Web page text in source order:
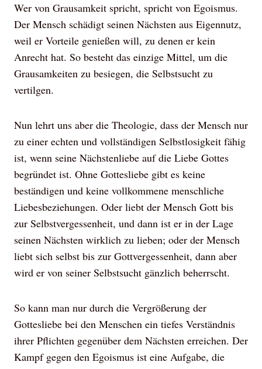
Wer von Grausamkeit spricht, spricht von Egoismus.
Der Mensch schädigt seinen Nächsten aus Eigennutz,
weil er Vorteile genießen will, zu denen er kein
Anrecht hat. So besteht das einzige Mittel, um die
Grausamkeiten zu besiegen, die Selbstsucht zu
vertilgen.
Nun lehrt uns aber die Theologie, dass der Mensch nur
zu einer echten und vollständigen Selbstlosigkeit fähig
ist, wenn seine Nächstenliebe auf die Liebe Gottes
begründet ist. Ohne Gottesliebe gibt es keine
beständigen und keine vollkommene menschliche
Liebesbeziehungen. Oder liebt der Mensch Gott bis
zur Selbstvergessenheit, und dann ist er in der Lage
seinen Nächsten wirklich zu lieben; oder der Mensch
liebt sich selbst bis zur Gottvergessenheit, dann aber
wird er von seiner Selbstsucht gänzlich beherrscht.
So kann man nur durch die Vergrößerung der
Gottesliebe bei den Menschen ein tiefes Verständnis
ihrer Pflichten gegenüber dem Nächsten erreichen. Der
Kampf gegen den Egoismus ist eine Aufgabe, die